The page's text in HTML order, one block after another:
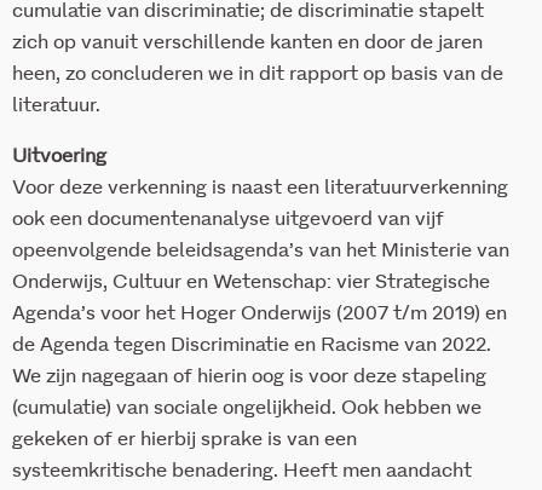
cumulatie van discriminatie; de discriminatie stapelt
zich op vanuit verschillende kanten en door de jaren
heen, zo concluderen we in dit rapport op basis van de
literatuur.
Uitvoering
Voor deze verkenning is naast een literatuurverkenning
ook een documentenanalyse uitgevoerd van vijf
opeenvolgende beleidsagenda’s van het Ministerie van
Onderwijs, Cultuur en Wetenschap: vier Strategische
Agenda’s voor het Hoger Onderwijs (2007 t/m 2019) en
de Agenda tegen Discriminatie en Racisme van 2022.
We zijn nagegaan of hierin oog is voor deze stapeling
(cumulatie) van sociale ongelijkheid. Ook hebben we
gekeken of er hierbij sprake is van een
systeemkritische benadering. Heeft men aandacht